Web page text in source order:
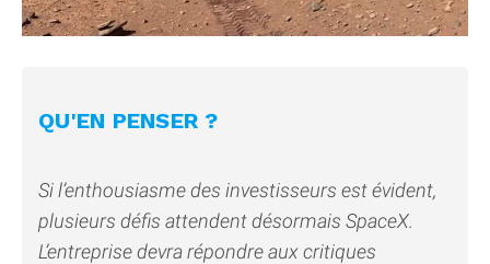
QU'EN PENSER ?
Si l’enthousiasme des investisseurs est évident,
plusieurs défis attendent désormais SpaceX.
L’entreprise devra répondre aux critiques